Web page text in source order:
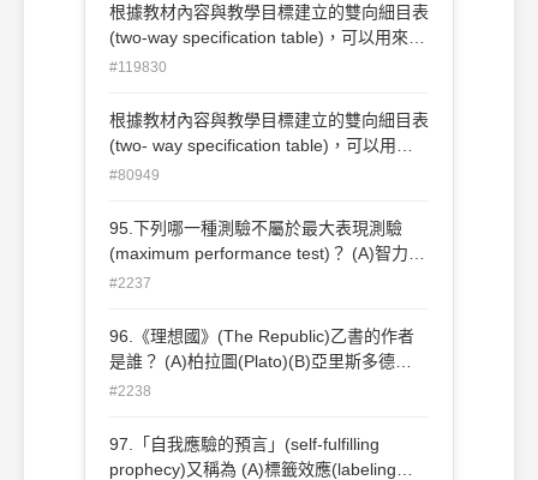
根據教材內容與教學目標建立的雙向細目表
(two-way specification table)，可以用來判
斷測驗的 (A)預測效度(B)校標關聯效度(C)
#119830
根據教材內容與教學目標建立的雙向細目表
(two- way specification table)，可以用來
判斷測驗的 (A)預測效度(B)校標關聯效度
#80949
95.下列哪一種測驗不屬於最大表現測驗
(maximum performance test)？ (A)智力測
驗(B)性向測驗(C)成就測驗(D)人格測驗。
#2237
96.《理想國》(The Republic)乙書的作者
是誰？ (A)柏拉圖(Plato)(B)亞里斯多德
(Aristotle)(C)蘇格拉底(Socrate)(D)懷德海
#2238
97.「自我應驗的預言」(self-fulfilling
prophecy)又稱為 (A)標籤效應(labeling